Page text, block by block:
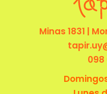
Minas 1831 |
098